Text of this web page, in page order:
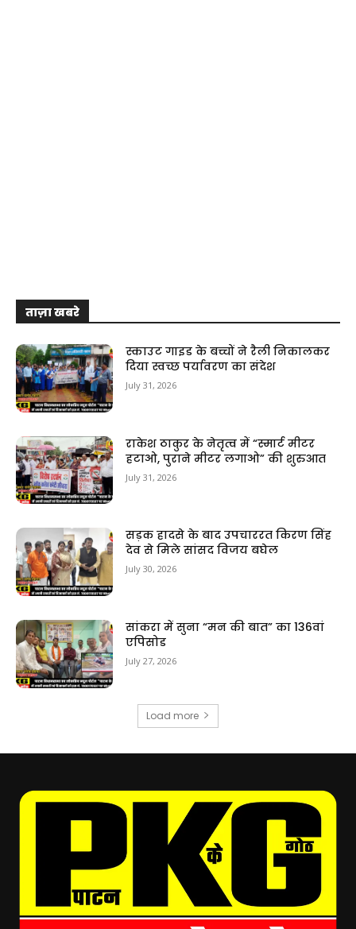
ताज़ा खबरे
स्काउट गाइड के बच्चों ने रैली निकालकर
दिया स्वच्छ पर्यावरण का संदेश
July 31, 2026
राकेश ठाकुर के नेतृत्व में “स्मार्ट मीटर
हटाओ, पुराने मीटर लगाओ” की शुरुआत
July 31, 2026
सड़क हादसे के बाद उपचाररत किरण सिंह
देव से मिले सांसद विजय बघेल
July 30, 2026
सांकरा में सुना “मन की बात” का 136वां
एपिसोड
July 27, 2026
Load more